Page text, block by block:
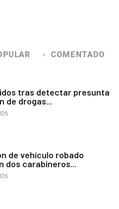
COMENTADO
tras detectar presunta
de drogas...
de vehículo robado
dos carabineros...